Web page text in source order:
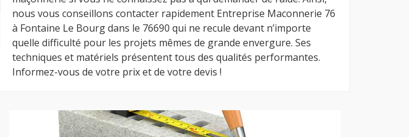
nous vous conseillons contacter rapidement Entreprise Maconnerie 76
à Fontaine Le Bourg dans le 76690 qui ne recule devant n’importe
quelle difficulté pour les projets mêmes de grande envergure. Ses
techniques et matériels présentent tous des qualités performantes.
Informez-vous de votre prix et de votre devis !